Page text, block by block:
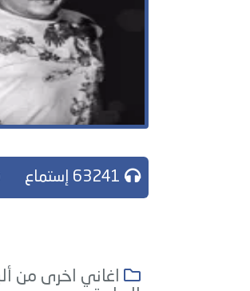
اغاني اخرى من